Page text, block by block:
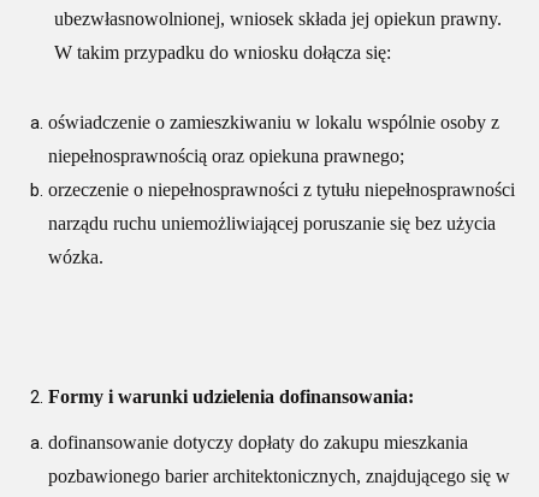
ubezwłasnowolnionej, wniosek składa jej opiekun prawny.
W takim przypadku do wniosku dołącza się:
oświadczenie o zamieszkiwaniu w lokalu wspólnie osoby z
niepełnosprawnością oraz opiekuna prawnego;
orzeczenie o niepełnosprawności z tytułu niepełnosprawności
narządu ruchu uniemożliwiającej poruszanie się bez użycia
wózka.
Formy i warunki udzielenia dofinansowania:
dofinansowanie dotyczy dopłaty do zakupu mieszkania
pozbawionego barier architektonicznych, znajdującego się w